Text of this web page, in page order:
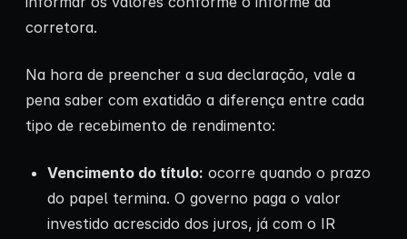
corretora.
Na hora de preencher a sua declaração, vale a
pena saber com exatidão a diferença entre cada
tipo de recebimento de rendimento:
Vencimento do título: ocorre quando o prazo
do papel termina. O governo paga o valor
investido acrescido dos juros, já com o IR